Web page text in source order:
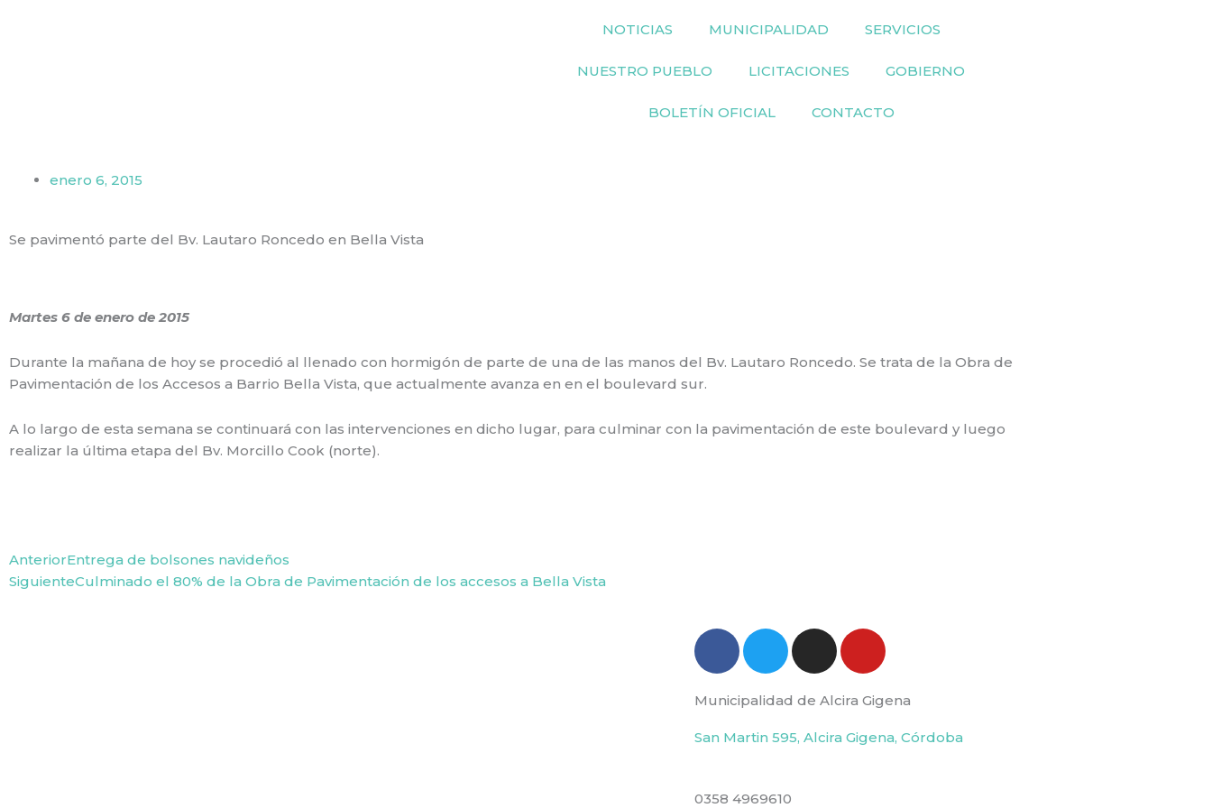
NOTICIAS MUNICIPALIDAD SERVICIOS
NUESTRO PUEBLO LICITACIONES GOBIERNO
BOLETÍN OFICIAL CONTACTO
enero 6, 2015
Se pavimentó parte del Bv. Lautaro Roncedo en Bella Vista
Martes 6 de enero de 2015
Durante la mañana de hoy se procedió al llenado con hormigón de parte de una de las manos del Bv. Lautaro Roncedo. Se trata de la Obra de
Pavimentación de los Accesos a Barrio Bella Vista, que actualmente avanza en en el boulevard sur.
A lo largo de esta semana se continuará con las intervenciones en dicho lugar, para culminar con la pavimentación de este boulevard y luego
realizar la última etapa del Bv. Morcillo Cook (norte).
Prev
AnteriorEntrega de bolsones navideños
SiguienteCulminado el 80% de la Obra de Pavimentación de los accesos a Bella Vista
F
e
b
o
k
T
w
t
t
e
I
t
a
g
Y
t
u
b
Municipalidad de Alcira Gigena
San Martin 595, Alcira Gigena, Córdoba
0358 4969610